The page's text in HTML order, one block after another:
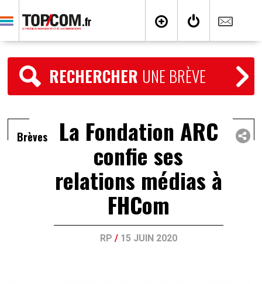
RECHERCHER UNE BRÈVE
Brèves La Fondation ARC
confie ses
relations médias à
FHCom
RP / 15 JUIN 2020